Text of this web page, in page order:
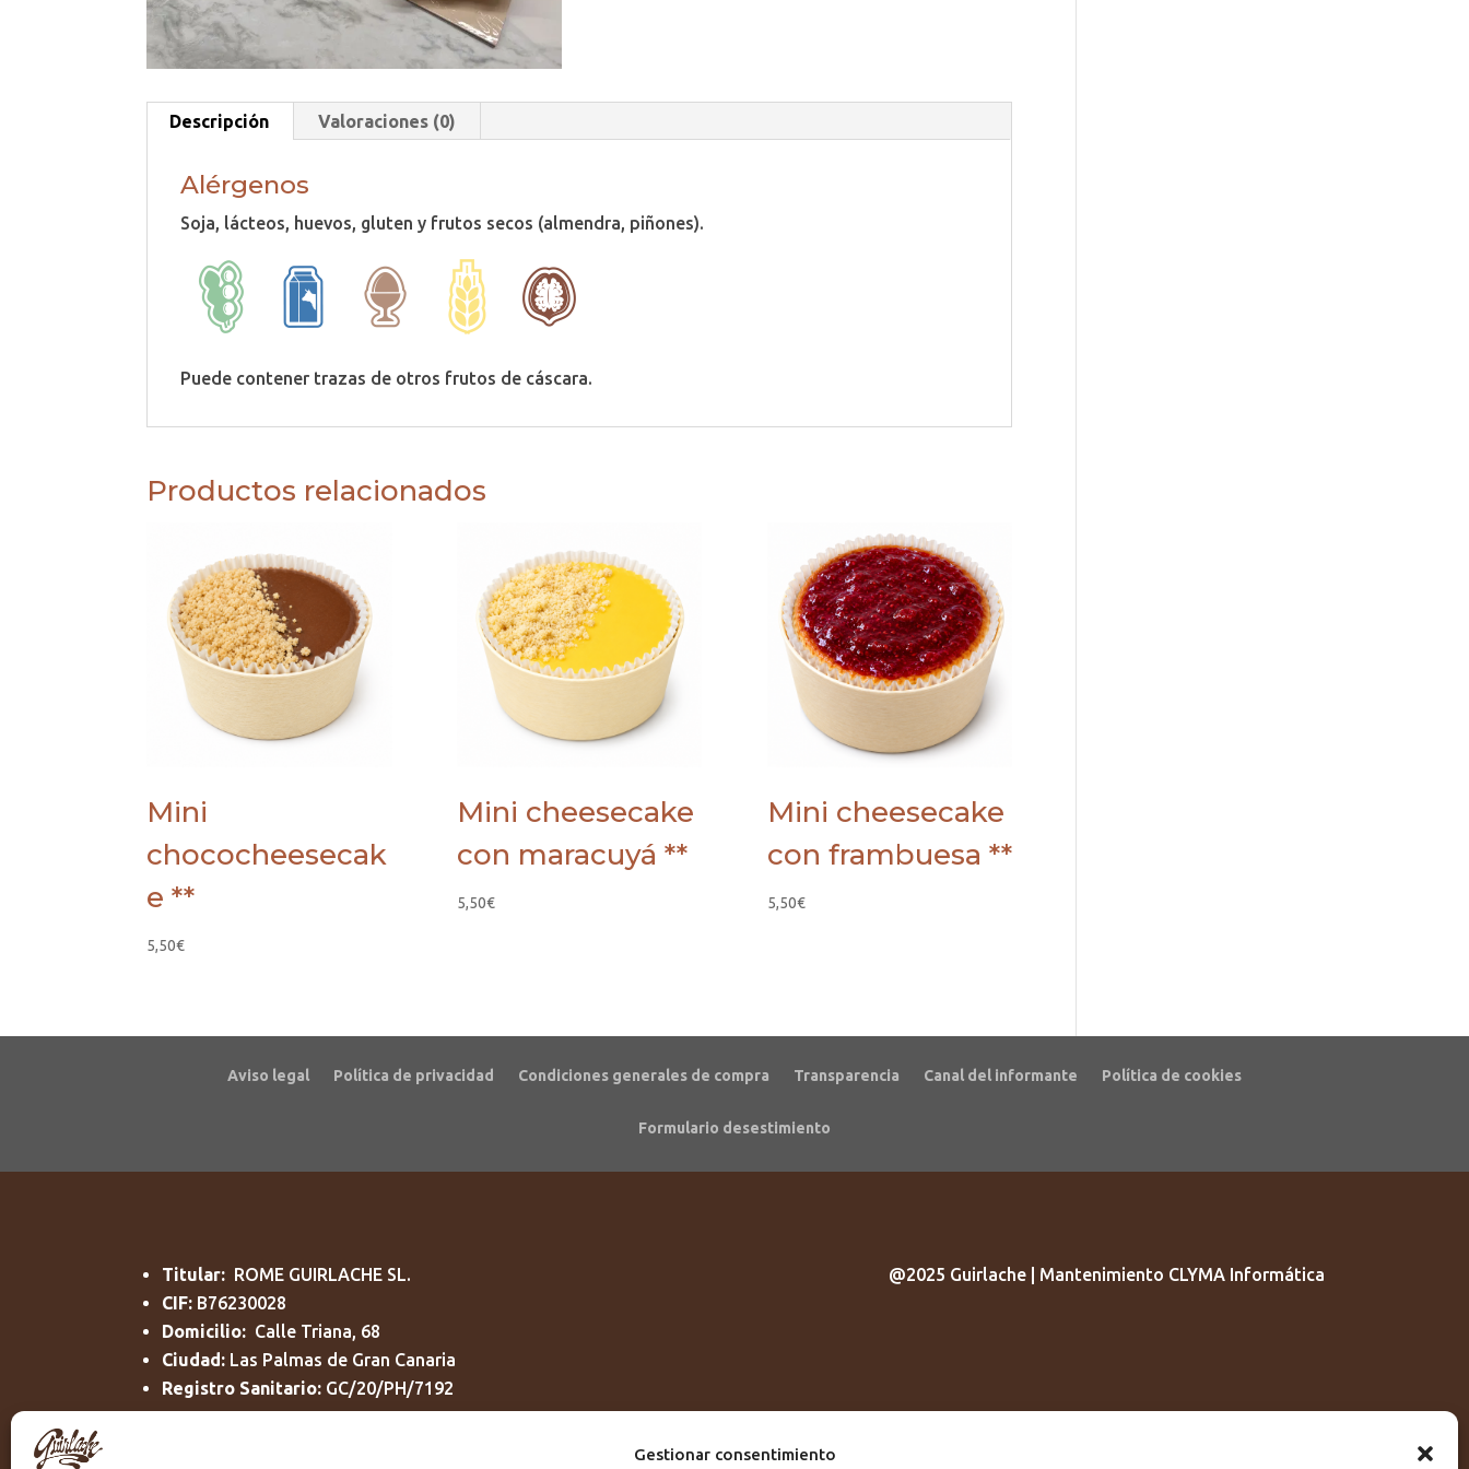
Gestionar consentimiento
Descripción Valoraciones (0)
Alérgenos
Soja, lácteos, huevos, gluten y frutos secos (almendra, piñones).
Puede contener trazas de otros frutos de cáscara.
Productos relacionados
Mini
chococheesecak
e **
5,50€
Mini cheesecake
con maracuyá **
5,50€
Mini cheesecake
con frambuesa **
5,50€
Aviso legal Política de privacidad Condiciones generales de compra Transparencia Canal del informante Política de cookies
Formulario desestimiento
Titular: ROME GUIRLACHE SL.
CIF: B76230028
Domicilio: Calle Triana, 68
Ciudad: Las Palmas de Gran Canaria
Registro Sanitario: GC/20/PH/7192
@2025 Guirlache | Mantenimiento CLYMA Informática